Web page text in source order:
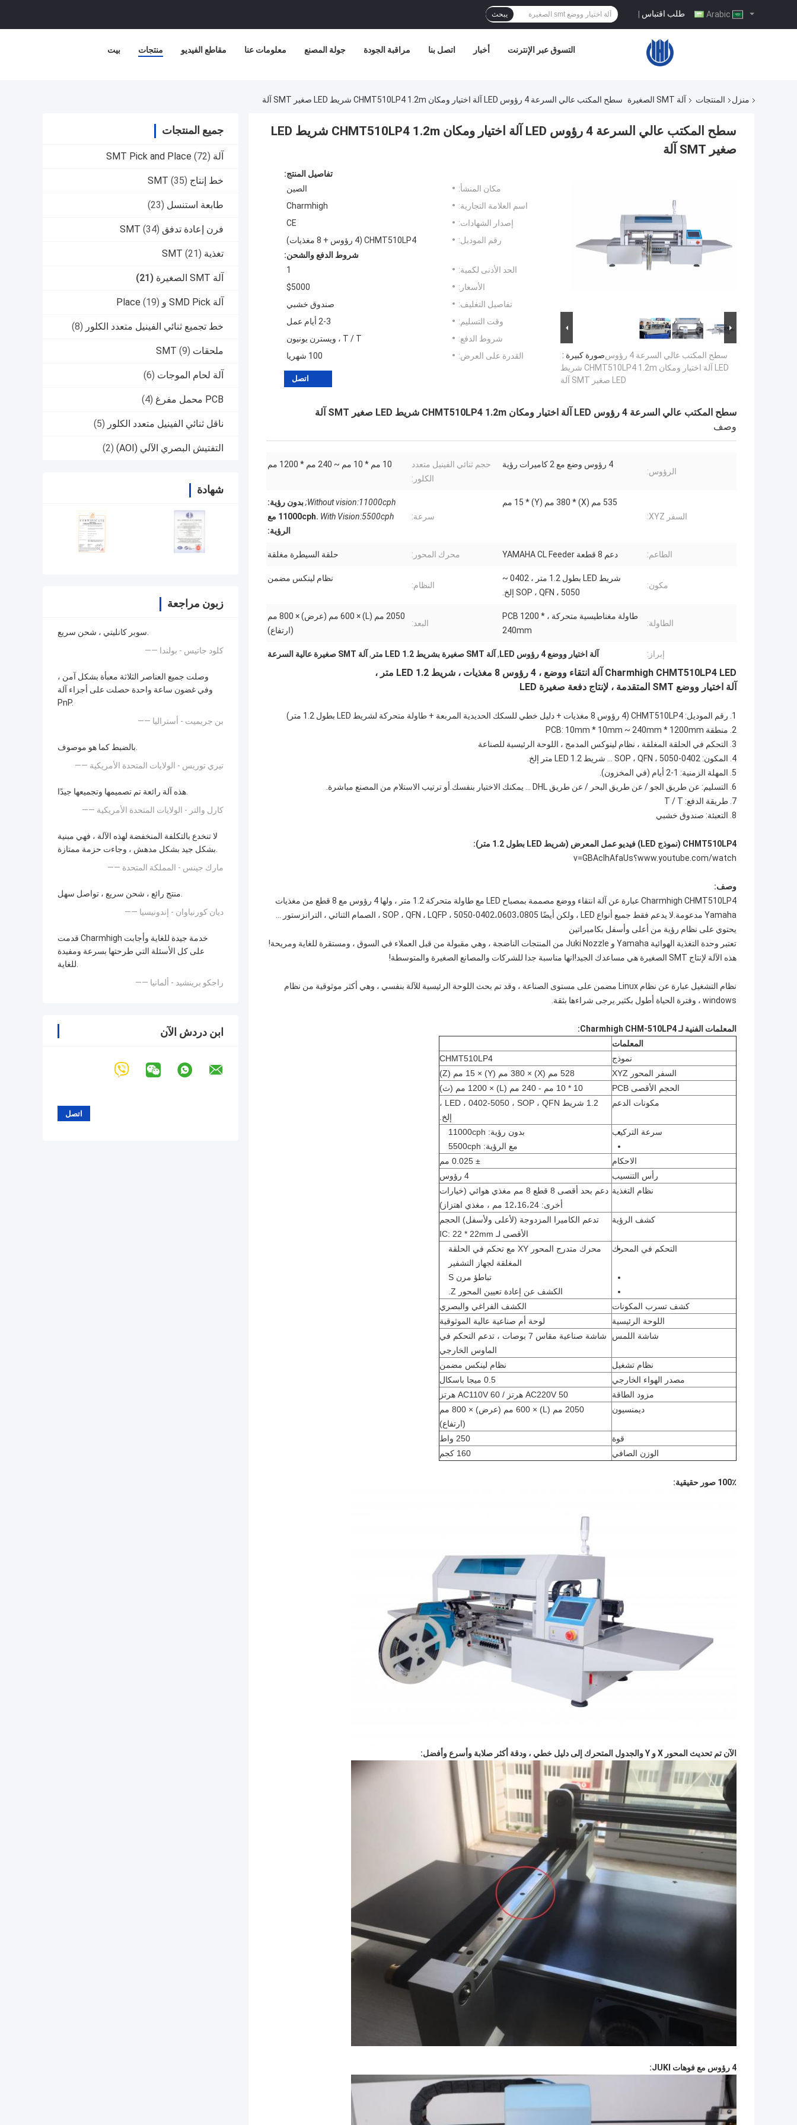
طلب اقتباس | يبحث
بيت منتجات مقاطع الفيديو معلومات عنا جولة المصنع مراقبة الجودة اتصل بنا أخبار التسوق عبر الإنترنت
منزل المنتجات آلة SMT الصغيرة سطح المكتب عالي السرعة 4 رؤوس LED آلة اختيار ومكان CHMT510LP4 1.2m شريط LED صغير SMT آلة
جميع المنتجات
آلة SMT Pick and Place (72)
خط إنتاج SMT (35)
طابعة استنسل (23)
فرن إعادة تدفق SMT (34)
تغذية SMT (21)
آلة SMT الصغيرة (21)
آلة SMD Pick و Place (19)
خط تجميع ثنائي الفينيل متعدد الكلور (8)
ملحقات SMT (9)
آلة لحام الموجات (6)
PCB محمل مفرغ (4)
ناقل ثنائي الفينيل متعدد الكلور (5)
التفتيش البصري الآلي (AOI) (2)
شهادة
زبون مراجعة
سوبر كانليتي ، شحن سريع.
—— كلود جاتيس - بولندا
وصلت جميع العناصر الثلاثة معبأة بشكل آمن ،
وفي غضون ساعة واحدة حصلت على أجزاء آلة
PnP.
—— بن جريميت - أستراليا
بالضبط كما هو موصوف.
—— تيري توريس - الولايات المتحدة الأمريكية
هذه آلة رائعة تم تصميمها وتجميعها جيدًا.
—— كارل والتر - الولايات المتحدة الأمريكية
لا تنخدع بالتكلفة المنخفضة لهذه الآلة ، فهي مبنية
بشكل جيد بشكل مدهش ، وجاءت حزمة ممتازة.
—— مارك جينس - المملكة المتحدة
منتج رائع ، شحن سريع ، تواصل سهل.
—— ديان كورنياوان - إندونيسيا
قدمت Charmhigh خدمة جيدة للغاية وأجابت
على كل الأسئلة التي طرحتها بسرعة ومفيدة
للغاية.
—— راجكو برينشيد - ألمانيا
ابن دردش الآن
سطح المكتب عالي السرعة 4 رؤوس LED آلة اختيار ومكان CHMT510LP4 1.2m شريط LED
صغير SMT آلة
صورة كبيرة :سطح المكتب عالي السرعة 4 رؤوس
LED آلة اختيار ومكان CHMT510LP4 1.2m شريط
LED صغير SMT آلة
تفاصيل المنتج:
مكان المنشأ:
الصين
اسم العلامة التجارية:
Charmhigh
إصدار الشهادات:
CE
رقم الموديل:
CHMT510LP4 (4 رؤوس + 8 مغذيات)
شروط الدفع والشحن:
الحد الأدنى لكمية:
1
الأسعار:
$5000
تفاصيل التغليف:
صندوق خشبي
وقت التسليم:
2-3 أيام عمل
شروط الدفع:
T / T ، ويسترن يونيون
القدرة على العرض:
100 شهريا
اتصل
سطح المكتب عالي السرعة 4 رؤوس LED آلة اختيار ومكان CHMT510LP4 1.2m شريط LED صغير SMT آلة
وصف
الرؤوس:
4 رؤوس وضع مع 2 كاميرات رؤية
حجم ثنائي الفينيل متعدد
الكلور:
10 مم * 10 مم ~ 240 مم * 1200 مم
السفر XYZ:
535 مم (X) * 380 مم (Y) * 15 مم
سرعة:
Without vision:11000cph; بدون رؤية:
11000cph. With Vision:5500cph
مع
الرؤية:
الطاعم: دعم 8 قطعة YAMAHA CL Feeder محرك المحور: حلقة السيطرة مغلقة
مكون:
شريط LED بطول 1.2 متر ، 0402 ~
5050 ، SOP ، QFN إلخ.
النظام:
نظام لينكس مضمن
الطاولة:
طاولة مغناطيسية متحركة ، PCB 1200 *
240mm
البعد:
2050 مم (L) × 600 مم (عرض) × 800 مم
(ارتفاع)
إبراز: آلة اختيار ووضع 4 رؤوس LED , آلة SMT صغيرة بشريط LED 1.2 متر , آلة SMT صغيرة عالية السرعة
Charmhigh CHMT510LP4 LED آلة انتقاء ووضع ، 4 رؤوس 8 مغذيات ، شريط LED 1.2 متر ،
آلة اختيار ووضع SMT المتقدمة ، لإنتاج دفعة صغيرة LED
1. رقم الموديل: CHMT510LP4 (4 رؤوس 8 مغذيات + دليل خطي للسكك الحديدية المربعة + طاولة متحركة لشريط LED بطول 1.2 متر)
2. منطقة PCB: 10mm * 10mm ~ 240mm * 1200mm
3. التحكم في الحلقة المغلقة ، نظام لينوكس المدمج ، اللوحة الرئيسية للصناعة
4. المكون: 0402-5050 ، SOP ، QFN ... شريط LED 1.2 متر إلخ.
5. المهلة الزمنية: 1-2 أيام (في المخزون).
6. التسليم: عن طريق الجو / عن طريق البحر / عن طريق DHL ... يمكنك الاختيار بنفسك.أو ترتيب الاستلام من المصنع مباشرة.
7. طريقة الدفع: T / T
8. التعبئة: صندوق خشبي
CHMT510LP4 (نموذج LED) فيديو عمل المعرض (شريط LED بطول 1.2 متر):
www.youtube.com/watch؟v=GBAclhAfaUs
وصف:
Charmhigh CHMT510LP4 عبارة عن آلة انتقاء ووضع مصممة بمصباح LED مع طاولة متحركة 1.2 متر ، ولها 4 رؤوس مع 8 قطع من مغذيات
Yamaha مدعومة.لا يدعم فقط جميع أنواع LED ، ولكن أيضًا 0402،0603،0805-5050 ، SOP ، QFN ، LQFP ، الصمام الثنائي ، الترانزستور ...
يحتوي على نظام رؤية من أعلى وأسفل بكاميراتين
تعتبر وحدة التغذية الهوائية Yamaha و Juki Nozzle من المنتجات الناضجة ، وهي مقبولة من قبل العملاء في السوق ، ومستقرة للغاية ومريحة!
هذه الآلة لإنتاج SMT الصغيرة هي مساعدك الجيد!انها مناسبة جدا للشركات والمصانع الصغيرة والمتوسطة!
نظام التشغيل عبارة عن نظام Linux مضمن على مستوى الصناعة ، وقد تم بحث اللوحة الرئيسية للآلة بنفسي ، وهي أكثر موثوقية من نظام
windows ، وفترة الحياة أطول بكثير.يرجى شراءها بثقة.
المعلمات الفنية لـ Charmhigh CHM-510LP4:
المعلمات
نموذج
CHMT510LP4
السفر المحور XYZ
528 مم (X) × 380 مم (Y) × 15 مم (Z)
الحجم الأقصى PCB
10 * 10 مم - 240 مم (L) × 1200 مم (ث)
مكونات الدعم
1.2 شريط LED ، 0402-5050 ، SOP ، QFN ،
إلخ.
سرعة التركيب
بدون رؤية: 11000cph
مع الرؤية: 5500cph
الاحكام
± 0.025 مم
رأس التنسيب
4 رؤوس
نظام التغذية
دعم بحد أقصى 8 قطع 8 مم مغذي هوائي (خيارات
أخرى: 12،16،24 مم ، مغذي اهتزاز)
كشف الرؤية
تدعم الكاميرا المزدوجة (لأعلى ولأسفل) الحجم
الأقصى لـ IC: 22 * ​​22mm
التحكم في المحرك
محرك متدرج المحور XY مع تحكم في الحلقة
المغلقة لجهاز التشفير
تباطؤ مرن S
الكشف عن إعادة تعيين المحور Z.
كشف تسرب المكونات
الكشف الفراغي والبصري
اللوحة الرئيسية
لوحة أم صناعية عالية الموثوقية
شاشة اللمس
شاشة صناعية مقاس 7 بوصات ، تدعم التحكم في
الماوس الخارجي
نظام تشغيل
نظام لينكس مضمن
مصدر الهواء الخارجي
0.5 ميجا باسكال
مزود الطاقة
AC220V 50 هرتز / AC110V 60 هرتز
ديمنسيون
2050 مم (L) × 600 مم (عرض) × 800 مم
(ارتفاع)
قوة
250 واط
الوزن الصافي
160 كجم
100٪ صور حقيقية:
الآن تم تحديث المحور X و Y والجدول المتحرك إلى دليل خطي ، ودقة أكثر صلابة وأسرع وأفضل:
4 رؤوس مع فوهات JUKI: